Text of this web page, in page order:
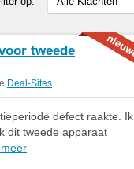
tweede
Deal-Sites
defect raakte. Ik
dit tweede apparaat